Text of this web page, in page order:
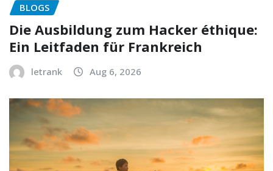
BLOGS
Die Ausbildung zum Hacker éthique:
Ein Leitfaden für Frankreich
letrank Aug 6, 2026